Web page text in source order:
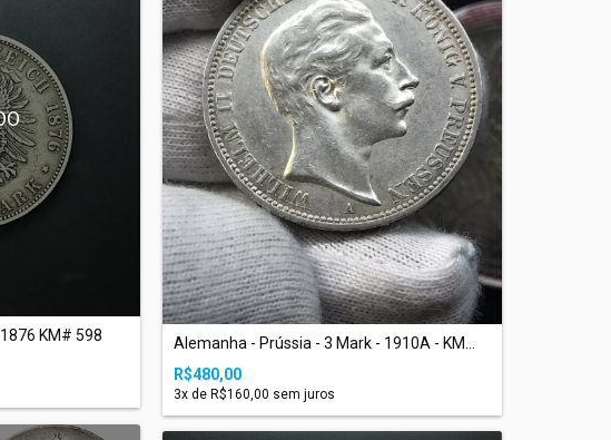
Alemanha - Prússia - 3 Mark - 1910A - KM...
R$480,00
3x de R$160,00 sem juros
KM# 598